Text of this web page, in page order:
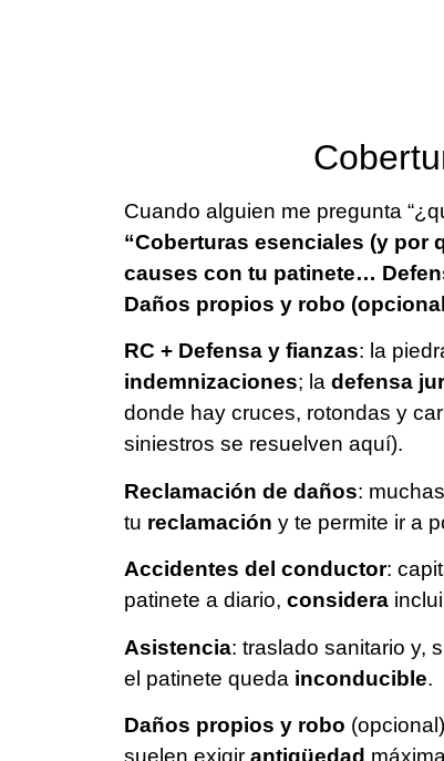
Cuando alguien me pregunta
“Coberturas esenciales (y por
causes con tu patinete…
Daños propios y robo
RC + Defensa y fianzas: la
indemnizaciones; la defensa
donde hay cruces, rotondas y
siniestros se resuelven aquí).
Reclamación de daños:
tu reclamación y te permite ir a
Accidentes del conductor:
patinete a diario, considera
Asistencia: traslado sanitario y,
el patinete queda inconducible.
Daños propios y robo
suelen exigir antigüedad